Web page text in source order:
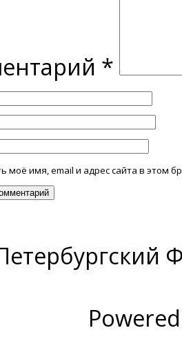
*
моё имя, email и адрес сайта в этом